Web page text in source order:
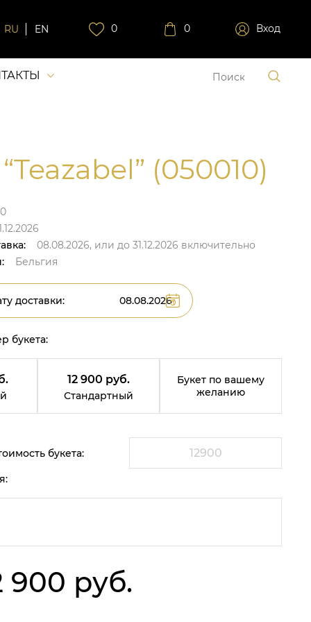
RU EN 0 0 Вход
(050010)
08.08.2026, или до 31.12.2026 включительно
Бельгия
доставки:
букета:
12 900 руб.
Стандартный
Букет по вашему
желанию
букета:
900 руб.